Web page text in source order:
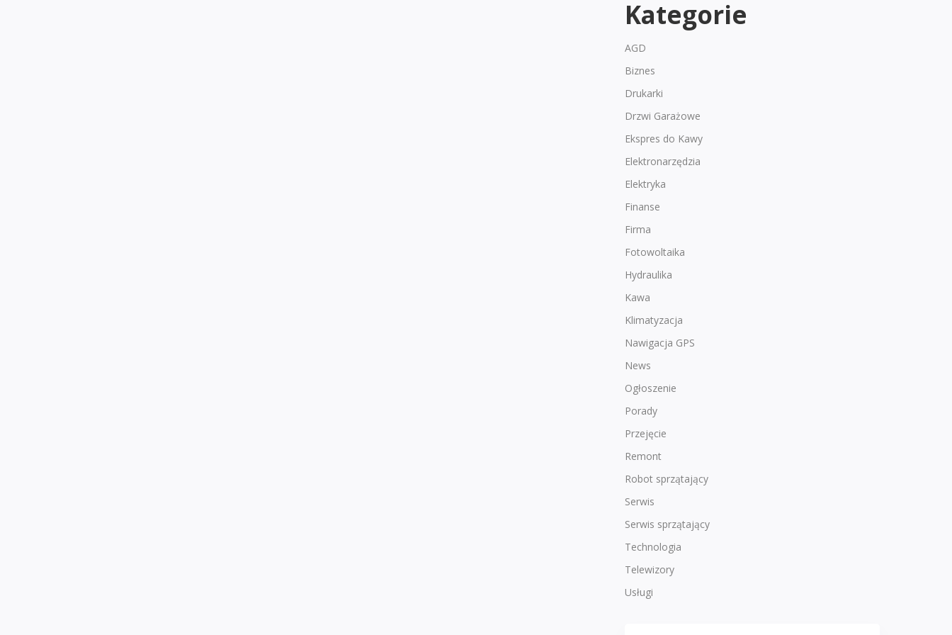
Kategorie
AGD
Biznes
Drukarki
Drzwi Garażowe
Ekspres do Kawy
Elektronarzędzia
Elektryka
Finanse
Firma
Fotowoltaika
Hydraulika
Kawa
Klimatyzacja
Nawigacja GPS
News
Ogłoszenie
Porady
Przejęcie
Remont
Robot sprzątający
Serwis
Serwis sprzątający
Technologia
Telewizory
Usługi